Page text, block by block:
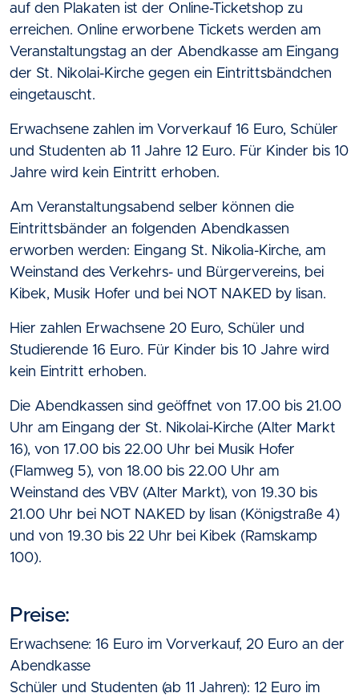
auf den Plakaten ist der Online-Ticketshop zu
erreichen. Online erworbene Tickets werden am
Veranstaltungstag an der Abendkasse am Eingang
der St. Nikolai-Kirche gegen ein Eintrittsbändchen
eingetauscht.
Erwachsene zahlen im Vorverkauf 16 Euro, Schüler
und Studenten ab 11 Jahre 12 Euro. Für Kinder bis 10
Jahre wird kein Eintritt erhoben.
Am Veranstaltungsabend selber können die
Eintrittsbänder an folgenden Abendkassen
erworben werden: Eingang St. Nikolia-Kirche, am
Weinstand des Verkehrs- und Bürgervereins, bei
Kibek, Musik Hofer und bei NOT NAKED by lisan.
Hier zahlen Erwachsene 20 Euro, Schüler und
Studierende 16 Euro. Für Kinder bis 10 Jahre wird
kein Eintritt erhoben.
Die Abendkassen sind geöffnet von 17.00 bis 21.00
Uhr am Eingang der St. Nikolai-Kirche (Alter Markt
16), von 17.00 bis 22.00 Uhr bei Musik Hofer
(Flamweg 5), von 18.00 bis 22.00 Uhr am
Weinstand des VBV (Alter Markt), von 19.30 bis
21.00 Uhr bei NOT NAKED by lisan (Königstraße 4)
und von 19.30 bis 22 Uhr bei Kibek (Ramskamp
100).
Preise:
Erwachsene: 16 Euro im Vorverkauf, 20 Euro an der
Abendkasse
Schüler und Studenten (ab 11 Jahren): 12 Euro im